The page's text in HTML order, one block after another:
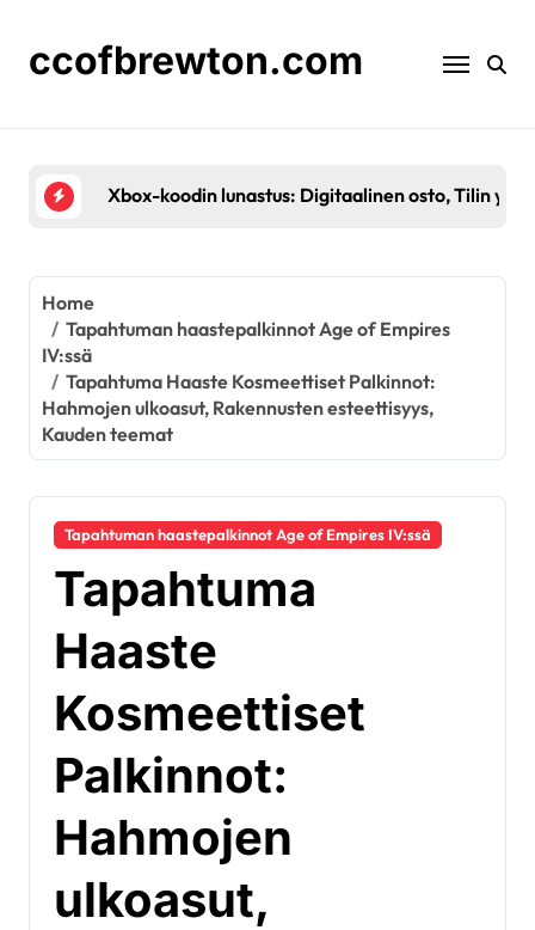
contentccofbrewton.com
Tapahtuma Haaste Palkintotyypit:
Home
Tapahtuman haastepalkinnot Age of Empires
IV:ssä
Tapahtuma Haaste Kosmeettiset Palkinnot:
Hahmojen ulkoasut, Rakennusten esteettisyys,
Kauden teemat
Tapahtuman haastepalkinnot Age of Empires IV:ssä
Tapahtuma
Haaste
Kosmeettiset
Palkinnot:
Hahmojen
ulkoasut,